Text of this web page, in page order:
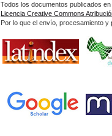
Todos los documentos publicados
Licencia Creative Commons
Por lo que el envío, procesamiento y